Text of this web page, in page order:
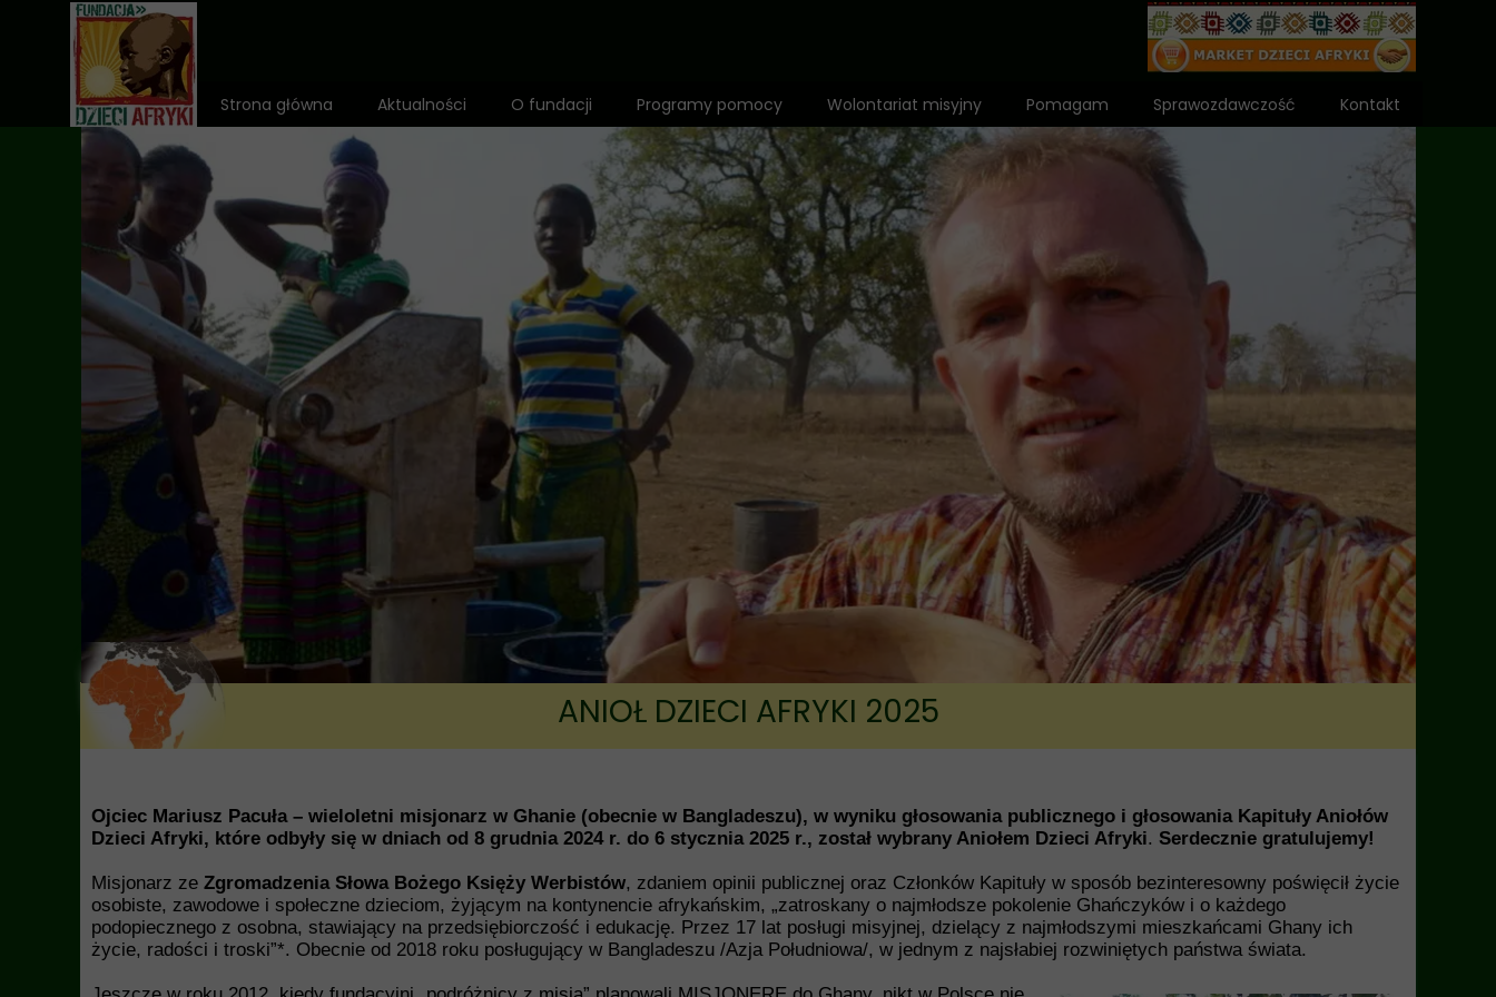
ANIOŁ DZIECI AFRYKI 2025
Ojciec Mariusz Pacuła– wieloletni misjonarz w Ghanie (obecnie w Bangladeszu), w wyniku głosowania publicznego i głosowania Kapituły Aniołów
Dzieci Afryki, które odbyły się w dniach od 8 grudnia 2024 r. do 6 stycznia 2025 r., został wybrany Aniołem Dzieci Afryki. Serdecznie gratulujemy!
Misjonarz ze Zgromadzenia Słowa Bożego Księży Werbistów, zdaniem opinii publicznej oraz Członków Kapituły w sposób bezinteresowny poświęcił życie
osobiste, zawodowe i społeczne dzieciom, żyjącym na kontynencie afrykańskim, „zatroskany o najmłodsze pokolenie Ghańczyków i o każdego
podopiecznego z osobna, stawiający na przedsiębiorczość i edukację. Przez 17 lat posługi misyjnej, dzielący z najmłodszymi mieszkańcami Ghany ich
życie, radości i troski”*. Obecnie od 2018 roku posługujący w Bangladeszu /Azja Południowa/, w jednym z najsłabiej rozwiniętych państwa świata.
Strona główna Aktualności O fundacji
Mapa działalności
Wyróżnienia
Rekomendacje
Anioł Dzieci Afryki
Standardy ochrony małoletnich
Polityka prywatności
Programy pomocy
1,5% dla Dzieci Afryki
Fundusz misyjny
Adopcja Serca
Bilet do Świata
Edukacja
Zdrowie i profilaktyka
Opieka i dożywianie
Pomoc niepełnosprawnym
Fundusz ks. Lemieszko
Wolontariat misyjny Pomagam Sprawozdawczość Kontakt
Wniosek o